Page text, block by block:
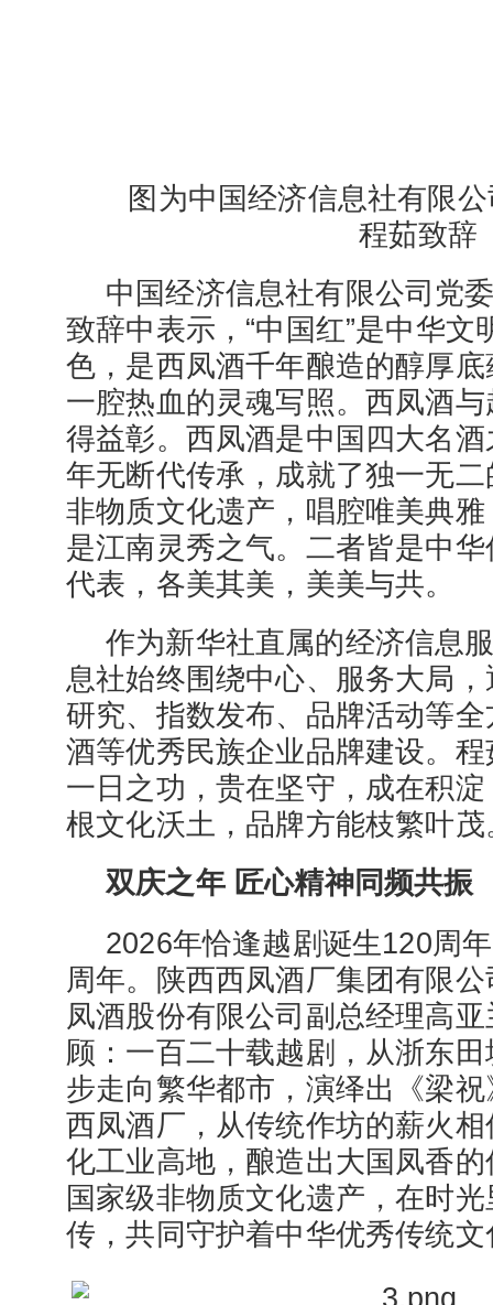
图为中国经济信息社有限
程茹致辞
中国经济信息社有限公司党
致辞中表示，“中国红”是中华文
色，是西凤酒千年酿造的醇厚
一腔热血的灵魂写照。西凤酒
得益彰。西凤酒是中国四大名
年无断代传承，成就了独一无
非物质文化遗产，唱腔唯美典
是江南灵秀之气。二者皆是中
代表，各美其美，美美与共。
作为新华社直属的经济信息
息社始终围绕中心、服务大局
研究、指数发布、品牌活动等
酒等优秀民族企业品牌建设。
一日之功，贵在坚守，成在积
根文化沃土，品牌方能枝繁叶茂
双庆之年 匠心精神同频共振
2026年恰逢越剧诞生120周
周年。陕西西凤酒厂集团有限
凤酒股份有限公司副总经理高
顾：一百二十载越剧，从浙东
步走向繁华都市，演绎出《梁
西凤酒厂，从传统作坊的薪火
化工业高地，酿造出大国凤香
国家级非物质文化遗产，在时
传，共同守护着中华优秀传统